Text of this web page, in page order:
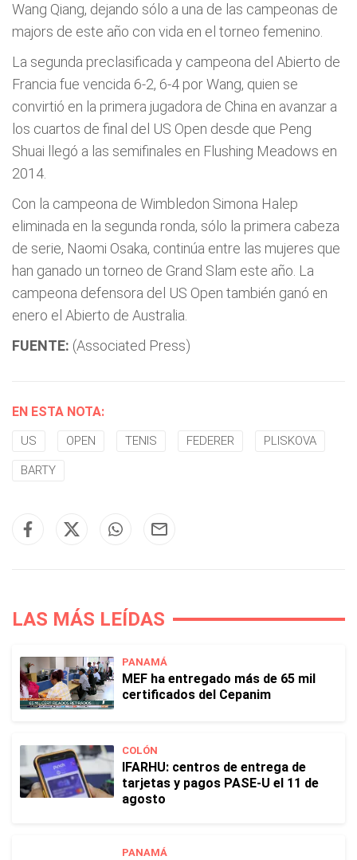
Wang Qiang, dejando sólo a una de las campeonas de
majors de este año con vida en el torneo femenino.
La segunda preclasificada y campeona del Abierto de
Francia fue vencida 6-2, 6-4 por Wang, quien se
convirtió en la primera jugadora de China en avanzar a
los cuartos de final del US Open desde que Peng
Shuai llegó a las semifinales en Flushing Meadows en
2014.
Con la campeona de Wimbledon Simona Halep
eliminada en la segunda ronda, sólo la primera cabeza
de serie, Naomi Osaka, continúa entre las mujeres que
han ganado un torneo de Grand Slam este año. La
campeona defensora del US Open también ganó en
enero el Abierto de Australia.
FUENTE: (Associated Press)
EN ESTA NOTA:
US OPEN TENIS FEDERER PLISKOVA
BARTY
LAS MÁS LEÍDAS
PANAMÁ
MEF ha entregado más de 65 mil
certificados del Cepanim
COLÓN
IFARHU: centros de entrega de
tarjetas y pagos PASE-U el 11 de
agosto
PANAMÁ